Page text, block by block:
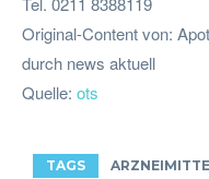
Original-Content von:
durch news aktuell
Quelle: ots
TAGS